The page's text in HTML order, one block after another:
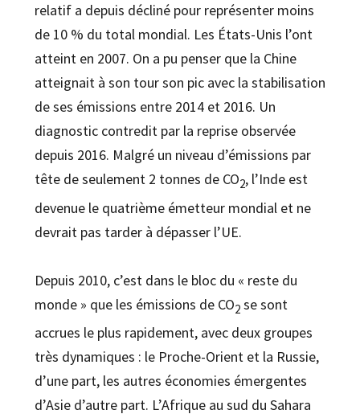
relatif a depuis décliné pour représenter moins
de 10 % du total mondial. Les États-Unis l’ont
atteint en 2007. On a pu penser que la Chine
atteignait à son tour son pic avec la stabilisation
de ses émissions entre 2014 et 2016. Un
diagnostic contredit par la reprise observée
depuis 2016. Malgré un niveau d’émissions par
tête de seulement 2 tonnes de CO2, l’Inde est
devenue le quatrième émetteur mondial et ne
devrait pas tarder à dépasser l’UE.
Depuis 2010, c’est dans le bloc du « reste du
monde » que les émissions de CO2se sont
accrues le plus rapidement, avec deux groupes
très dynamiques : le Proche-Orient et la Russie,
d’une part, les autres économies émergentes
d’Asie d’autre part. L’Afrique au sud du Sahara